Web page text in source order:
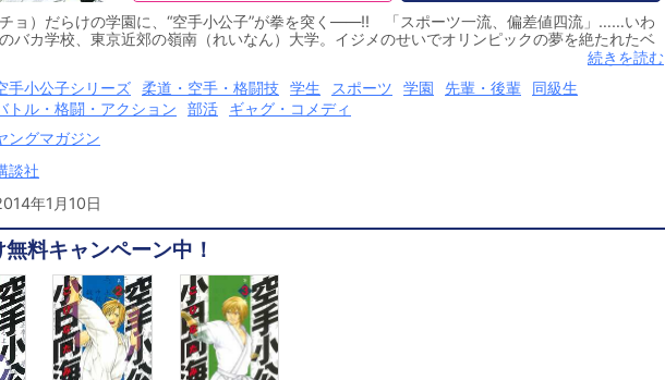
ョ）だらけの学園に、“空手小公子”が拳を突く――!! 「スポーツ一流、偏差値四流」……いわ
バカ学校、東京近郊の嶺南（れいなん）大学。イジメのせいでオリンピックの夢を絶たれたベ
イスの体操競技者＝小日向海流（こひなた・みのる）は、ケンカ空手の使い手＝武藤竜二に惹
ことから、なぜだか第二空手部に入部する!! ハンパねぇ学園下克上のド真ん中!! あらゆる格
極めた、猛者（もさ）が出現!! 海流の“天才”が花開く、格闘コメディ一直線!!
続きを読む
手小公子シリーズ 柔道・空手・格闘技 学生 スポーツ 学園 先輩・後輩
同級生
トル・格闘・アクション
部活
ギャグ・コメディ
ングマガジン
談社
年1月10日
料キャンペーン中！